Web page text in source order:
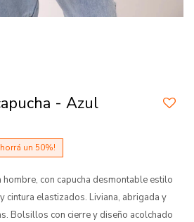
- Azul
50
con capucha desmontable estilo
cintura elastizados. Liviana, abrigada y
Bolsillos con cierre y diseño acolchado